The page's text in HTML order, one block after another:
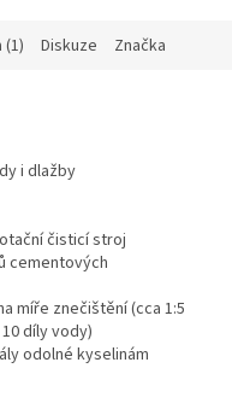
(1) Diskuze Značka
i dlažby
čisticí stroj
cementových
míře znečištění (cca 1:5
10 díly vody)
odolné kyselinám